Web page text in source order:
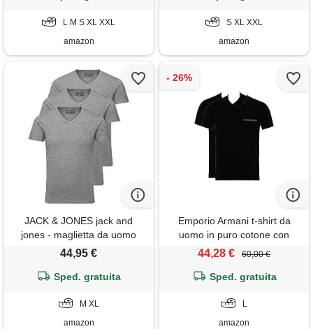
L M S XL XXL
amazon
S XL XXL
amazon
JACK & JONES jack and
jones - maglietta da uomo
basic con scollo a v,
slim fit, in bianco, nero, blu,
44,95 €
Sped. gratuita
M XL
amazon
Emporio Armani t-shirt da
uomo in puro cotone con
scollo a v, confezione da 2,
44,28 € 60,00 €
Sped. gratuita
L
amazon